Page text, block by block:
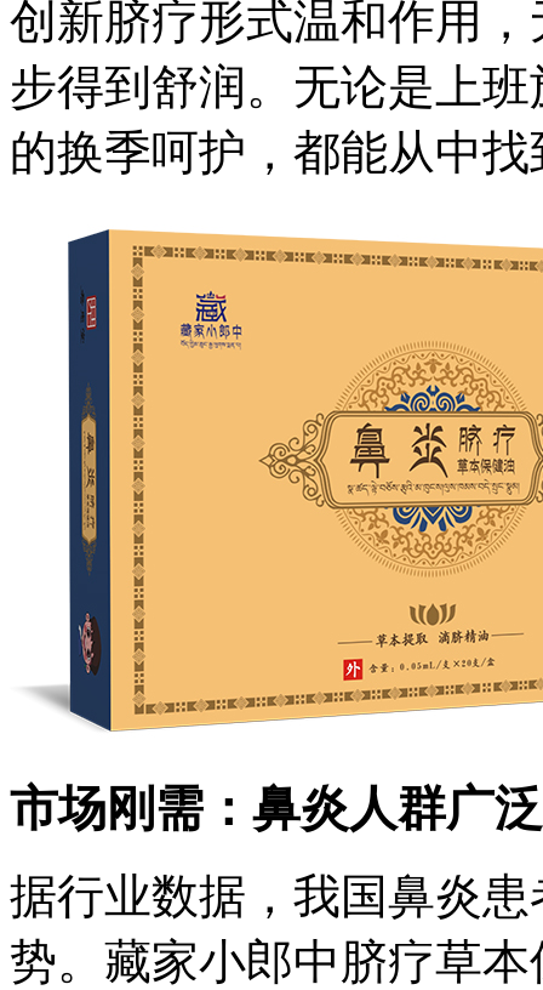
创新脐疗形式温和作用
步得到舒润。无论是上
的换季呵护，都能从中
市场刚需：鼻炎人群广
据行业数据，我国鼻炎
势。藏家小郎中脐疗草